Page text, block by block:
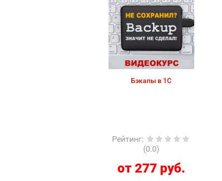
Бэкапы в 1С
Рейтинг:
(0.0)
от 277 руб.